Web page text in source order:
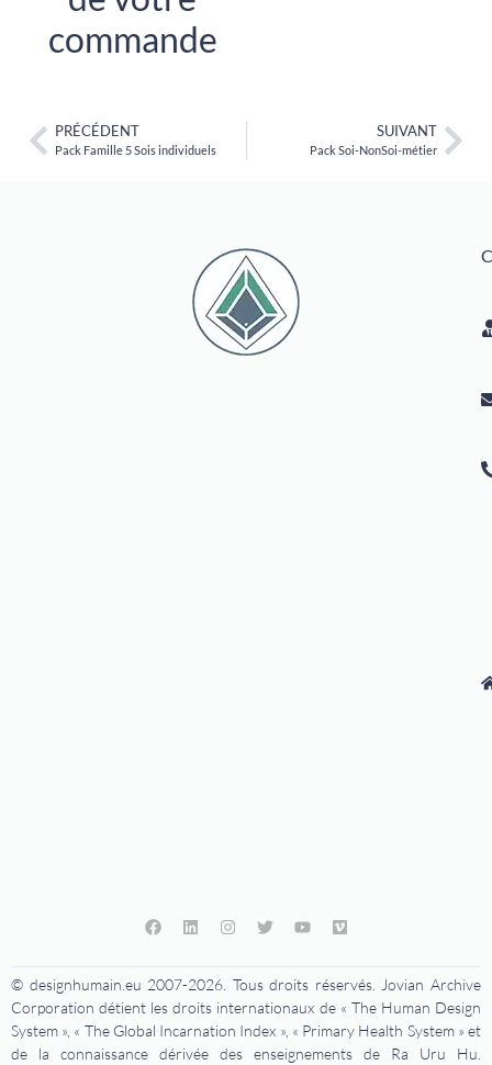
commande
PRÉCÉDENT
Pack Famille 5 Sois individuels
SUIVANT
Pack Soi-NonSoi-métier
© designhumain.eu 2007-2026. Tous droits réservés. Jovian Archive
Corporation détient les droits internationaux de « The Human Design
System », « The Global Incarnation Index », « Primary Health System » et
de la connaissance dérivée des enseignements de Ra Uru Hu.